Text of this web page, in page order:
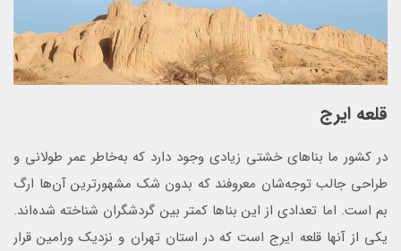
قلعه ایرج
در کشور ما بناهای خشتی زیادی وجود دارد که به‌خاطر عمر طولانی و
طراحی جالب توجه‌شان معروفند که بدون شک مشهورترین آن‌ها ارگ
بم است. اما تعدادی از این بناها کمتر بین گردشگران شناخته شده‌اند.
یکی از آنها قلعه ایرج است که در استان تهران و نزدیک ورامین قرار